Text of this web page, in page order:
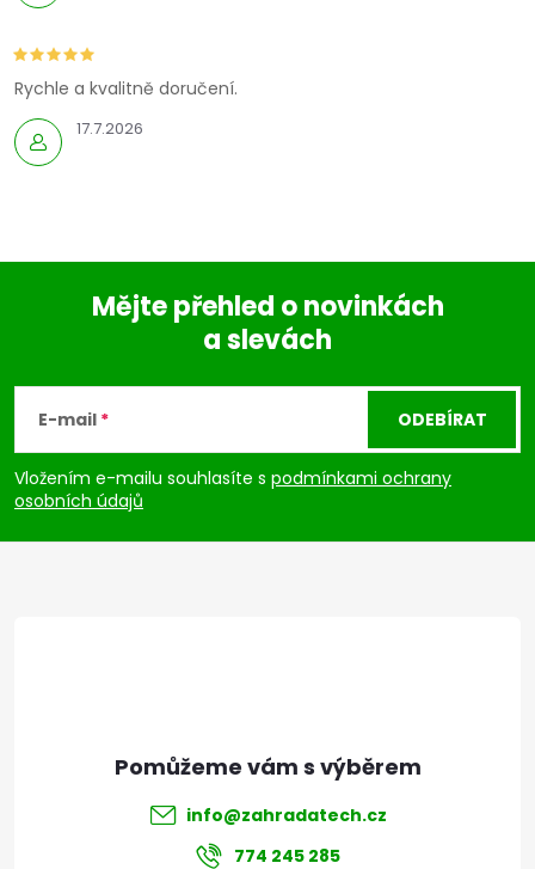
17.7.2026
Rychle a kvalitně doručení.
p
a
Mějte přehled o novinkách
a slevách
E-mail
Vložením e-mailu souhlasíte s podmínkami ochrany
osobních údajů
ODEBÍRAT
info@zahradatech.cz
774 245 285